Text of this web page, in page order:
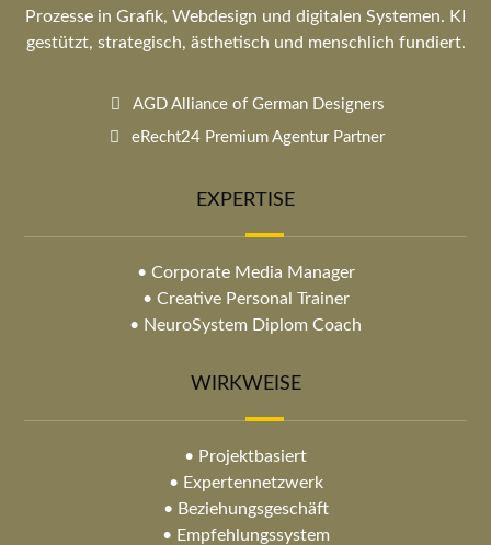
Prozesse in Grafik, Webdesign und digitalen Systemen. KI
gestützt, strategisch, ästhetisch und menschlich fundiert.
AGD Alliance of German Designers
eRecht24 Premium Agentur Partner
EXPERTISE
• Corporate Media Manager
• Creative Personal Trainer
• NeuroSystem Diplom Coach
WIRKWEISE
• Projektbasiert
• Expertennetzwerk
• Beziehungsgeschäft
• Empfehlungssystem